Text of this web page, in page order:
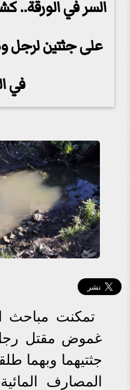
السر في الورقة..
على جثتين
في
تمكنت مباحث
غموض مقتل
جثتيهما وبهما
المصارف